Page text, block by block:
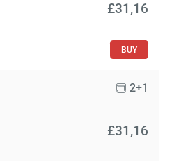
£‎31,16
BUY
2+1
£‎31,16